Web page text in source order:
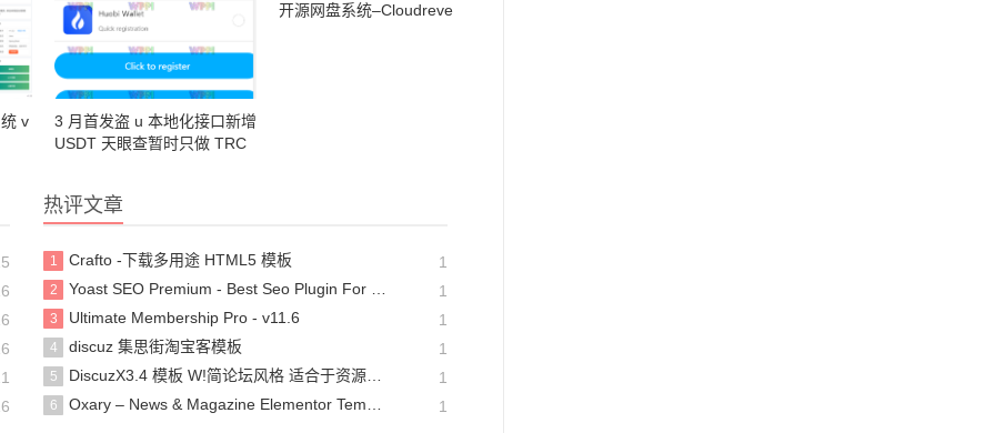
v
3 月首发盗 u 本地化接口新增
USDT 天眼查暂时只做 TRC
开源网盘系统–Cloudreve
热评文章
1 Crafto -下载多用途 HTML5 模板 1
2 Yoast SEO Premium - Best Seo Plugin For WP v20.7 1
3 Ultimate Membership Pro - v11.6 1
4 discuz 集思街淘宝客模板 1
5 DiscuzX3.4 模板 W!简论坛风格 适合于资源站等 1
6 Oxary – News & Magazine Elementor Template Kit 1